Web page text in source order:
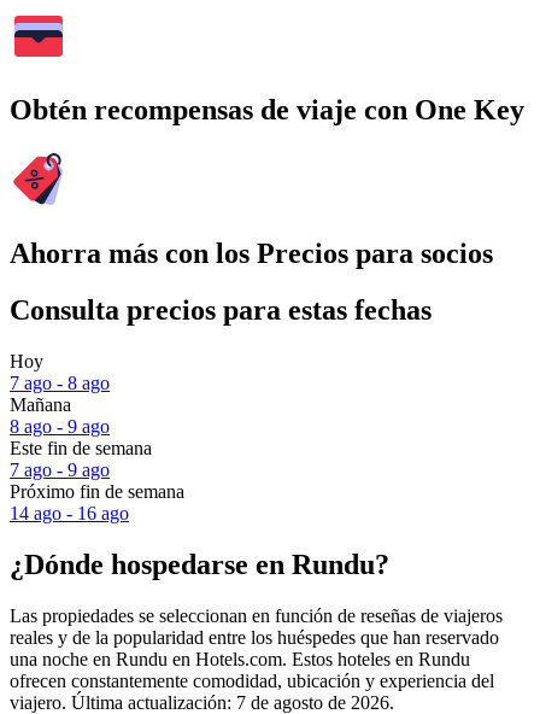
Obtén recompensas de viaje con One Key
Ahorra más con los Precios para socios
Consulta precios para estas fechas
Hoy
7 ago - 8 ago
Mañana
8 ago - 9 ago
Este fin de semana
7 ago - 9 ago
Próximo fin de semana
14 ago - 16 ago
¿Dónde hospedarse en Rundu?
Las propiedades se seleccionan en función de reseñas de viajeros
reales y de la popularidad entre los huéspedes que han reservado
una noche en Rundu en Hotels.com. Estos hoteles en Rundu
ofrecen constantemente comodidad, ubicación y experiencia del
viajero. Última actualización: 7 de agosto de 2026.